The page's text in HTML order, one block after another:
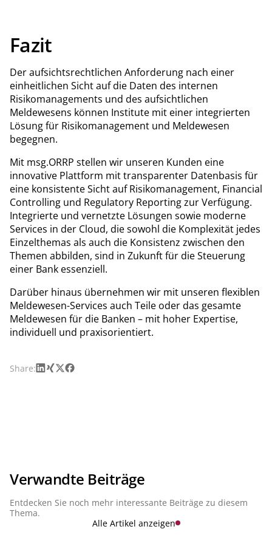
Fazit
Der aufsichtsrechtlichen Anforderung nach einer
einheitlichen Sicht auf die Daten des internen
Risikomanagements und des aufsichtlichen
Meldewesens können Institute mit einer integrierten
Lösung für Risikomanagement und Meldewesen
begegnen.
Mit msg.ORRP stellen wir unseren Kunden eine
innovative Plattform mit transparenter Datenbasis für
eine konsistente Sicht auf Risikomanagement, Financial
Controlling und Regulatory Reporting zur Verfügung.
Integrierte und vernetzte Lösungen sowie moderne
Services in der Cloud, die sowohl die Komplexität jedes
Einzelthemas als auch die Konsistenz zwischen den
Themen abbilden, sind in Zukunft für die Steuerung
einer Bank essenziell.
Darüber hinaus übernehmen wir mit unseren flexiblen
Meldewesen-Services auch Teile oder das gesamte
Meldewesen für die Banken – mit hoher Expertise,
individuell und praxisorientiert.
Share:LinkedIn
Xing
X Facebook
Verwandte Beiträge
Entdecken Sie noch mehr interessante Beiträge zu diesem
Thema.
Alle Artikel anzeigen